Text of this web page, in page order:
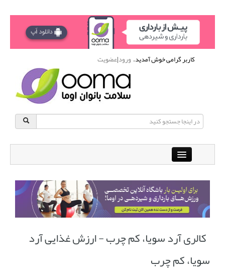
کاربر گرامی خوش آمدید.ورود|عضویت
باشگاه آنلاین ورزشی اوما
دانشنامه سلامت بانوان پرسش و پاسخ
انجمن متخصصین زنان و اوما انتخاب نام کودک
فهرست مواد غذایی
کالری آرد سویا، کم چرب - ارزش غذایی آرد
سویا، کم چرب